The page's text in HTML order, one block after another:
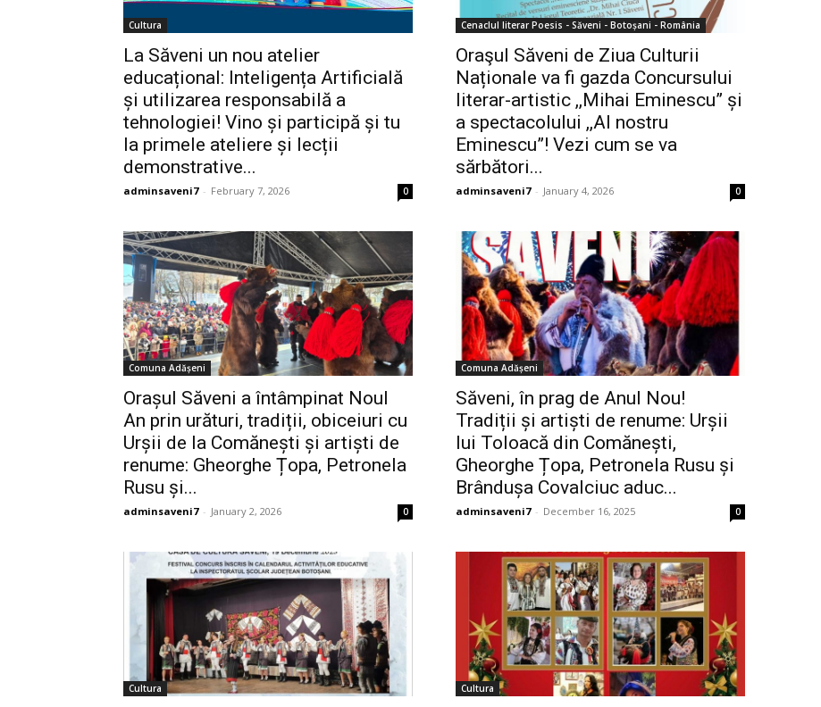
Cultura
La Săveni un nou atelier
educațional: Inteligența Artificială
și utilizarea responsabilă a
tehnologiei! Vino și participă și tu
la primele ateliere și lecții
demonstrative...
adminsaveni7 - February 7, 2026 0
Cenaclul literar Poesis - Săveni - Botoșani - România
Oraşul Săveni de Ziua Culturii
Naționale va fi gazda Concursului
literar-artistic ,,Mihai Eminescu” și
a spectacolului ,,Al nostru
Eminescu”! Vezi cum se va
sărbători...
adminsaveni7 - January 4, 2026 0
Comuna Adășeni
Orașul Săveni a întâmpinat Noul
An prin urături, tradiții, obiceiuri cu
Urșii de la Comănești și artiști de
renume: Gheorghe Țopa, Petronela
Rusu și...
adminsaveni7 - January 2, 2026 0
Comuna Adășeni
Săveni, în prag de Anul Nou!
Tradiții și artiști de renume: Urșii
lui Toloacă din Comănești,
Gheorghe Țopa, Petronela Rusu și
Brândușa Covalciuc aduc...
adminsaveni7 - December 16, 2025 0
Cultura Cultura